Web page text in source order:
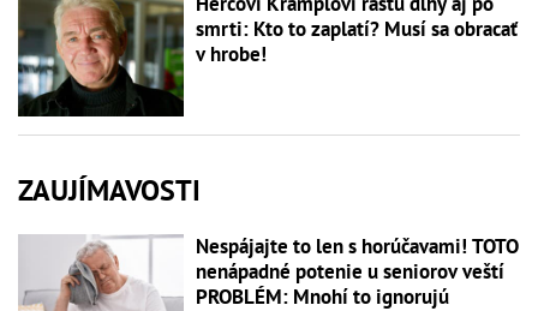
smrti: Kto to zaplatí? Musí sa obracať
v hrobe!
ZAUJÍMAVOSTI
Nespájajte to len s horúčavami! TOTO
nenápadné potenie u seniorov veští
PROBLÉM: Mnohí to ignorujú